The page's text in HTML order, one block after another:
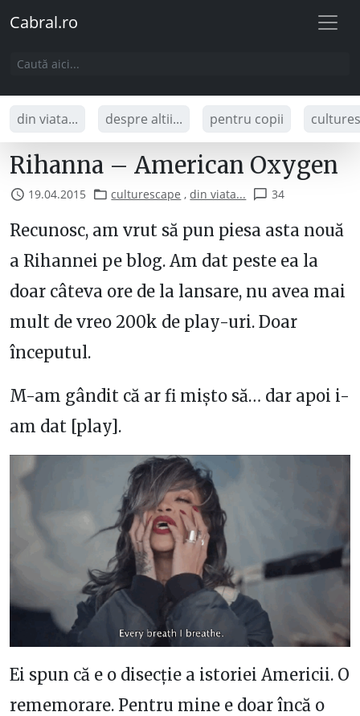
Cabral.ro
din viata... despre altii... pentru copii
Rihanna – American Oxygen
19.04.2015 culturescape ,din viata... 34
Recunosc, am vrut să pun piesa asta nouă
a Rihannei pe blog. Am dat peste ea la
doar câteva ore de la lansare, nu avea mai
mult de vreo 200k de play-uri. Doar
începutul.
M-am gândit că ar fi mișto să… dar apoi i-
am dat [play].
Ei spun că e o disecție a istoriei Americii. O
rememorare. Pentru mine e doar încă o